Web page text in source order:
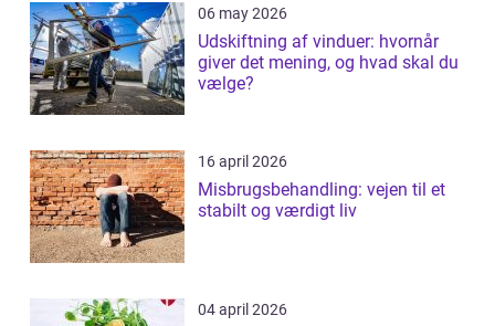
06 may 2026
Udskiftning af vinduer: hvornår
giver det mening, og hvad skal du
vælge?
16 april 2026
Misbrugsbehandling: vejen til et
stabilt og værdigt liv
04 april 2026